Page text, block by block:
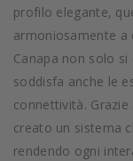
profilo elegante,
armoniosamente a
Canapa non solo
soddisfa anche le
connettività.
creato un sistema
rendendo ogni